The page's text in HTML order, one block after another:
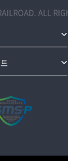
ALL